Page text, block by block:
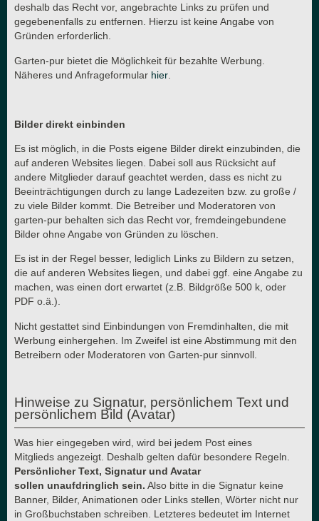
deshalb das Recht vor, angebrachte Links zu prüfen und
gegebenenfalls zu entfernen. Hierzu ist keine Angabe von
Gründen erforderlich.
Garten-pur bietet die Möglichkeit für bezahlte Werbung.
Näheres und Anfrageformular hier
Bilder direkt einbinden
Es ist möglich, in die Posts eigene Bilder direkt einzubinden, die
auf anderen Websites liegen. Dabei soll aus Rücksicht auf
andere Mitglieder darauf geachtet werden, dass es nicht zu
Beeinträchtigungen durch zu lange Ladezeiten bzw. zu große /
zu viele Bilder kommt. Die Betreiber und Moderatoren von
garten-pur behalten sich das Recht vor, fremdeingebundene
Bilder ohne Angabe von Gründen zu löschen.
Es ist in der Regel besser, lediglich Links zu Bildern zu setzen,
die auf anderen Websites liegen, und dabei ggf. eine Angabe zu
machen, was einen dort erwartet (z.B. Bildgröße 500 k, oder
PDF o.ä.).
Nicht gestattet sind Einbindungen von Fremdinhalten, die mit
Werbung einhergehen. Im Zweifel ist eine Abstimmung mit den
Betreibern oder Moderatoren von Garten-pur sinnvoll.
Hinweise zu Signatur, persönlichem Text und
persönlichem Bild (Avatar)
Was hier eingegeben wird, wird bei jedem Post eines
Mitglieds angezeigt. Deshalb gelten dafür besondere Regeln.
Persönlicher Text, Signatur und Avatar
sollen unaufdringlich sein. Also bitte in die Signatur keine
Banner, Bilder, Animationen oder Links stellen, Wörter nicht nur
in Großbuchstaben schreiben. Letzteres bedeutet im Internet